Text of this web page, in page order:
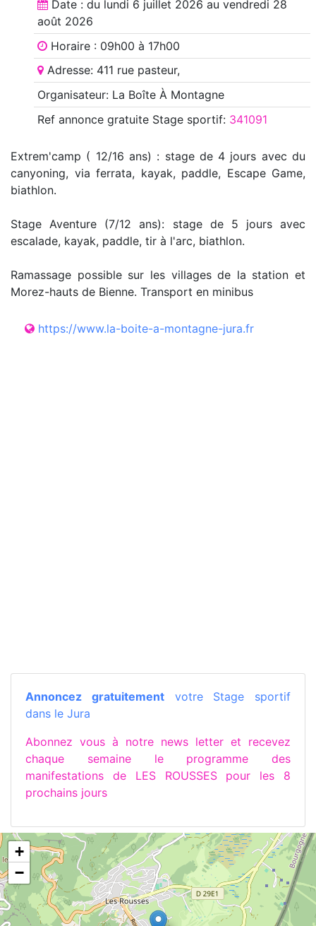
Date : du lundi 6 juillet 2026 au vendredi 28
août 2026
Horaire : 09h00 à 17h00
Adresse: 411 rue pasteur,
Organisateur: La Boîte À Montagne
Ref annoncegratuite Stage sportif: 341091
Extrem'camp ( 12/16 ans) : stage de 4 jours avec du
canyoning, via ferrata, kayak, paddle, Escape Game,
biathlon.
Stage Aventure (7/12 ans): stage de 5 jours avec
escalade, kayak, paddle, tir à l'arc, biathlon.
Ramassage possible sur les villages de la station et
Morez-hauts de Bienne. Transport en minibus
https://www.la-boite-a-montagne-jura.fr
Annoncez gratuitementvotre Stage sportif
dans le Jura
Abonnez vous à notre news letter et recevez
chaque semaine le programme des
manifestations de LES ROUSSES pour les 8
prochains jours
+
−